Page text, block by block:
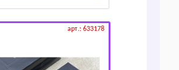
арт.: 633178